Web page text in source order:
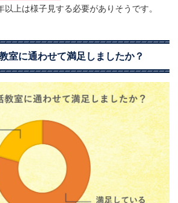
上は様子見する必要がありそうです。
室に通わせて満足しましたか？